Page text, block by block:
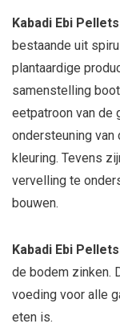
Kabadi Ebi Pellets
bestaande uit
plantaardige
samenstelling
eetpatroon van de
ondersteuning van
kleuring. Tevens
vervelling te
bouwen.
Kabadi Ebi Pellets
de bodem zinken.
voeding voor alle
eten is.